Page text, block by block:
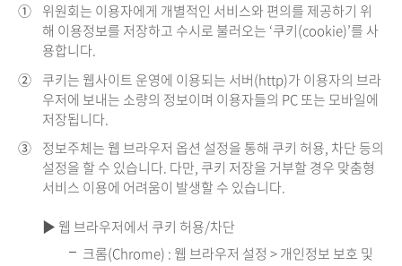
① 위원회는 이용자에게 개별적인 서비스와 편의를 제공하기 위
해 이용정보를 저장하고 수시로 불러오는 ‘쿠키(cookie)’를 사
용합니다.
② 쿠키는 웹사이트 운영에 이용되는 서버(http)가 이용자의 브라
우저에 보내는 소량의 정보이며 이용자들의 PC 또는 모바일에
저장됩니다.
③ 정보주체는 웹 브라우저 옵션 설정을 통해 쿠키 허용, 차단 등의
설정을 할 수 있습니다. 다만, 쿠키 저장을 거부할 경우 맞춤형
서비스 이용에 어려움이 발생할 수 있습니다.
▶ 웹 브라우저에서 쿠키 허용/차단
크롬(Chrome) : 웹 브라우저 설정 > 개인정보 보호 및